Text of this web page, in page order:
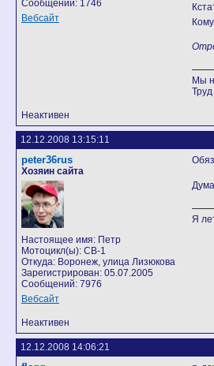
Сообщений: 1746
Вебсайт
Мы
Неактивен
12.12.2008 13:15:11
peter36rus
Хозяин сайта
Настоящее имя: Петр
Мотоцикл(ы): CB-1
Откуда: Воронеж, улица Лизюкова
Зарегистрирован: 05.07.2005
Сообщений: 7976
Вебсайт
Я
Неактивен
12.12.2008 14:06:21